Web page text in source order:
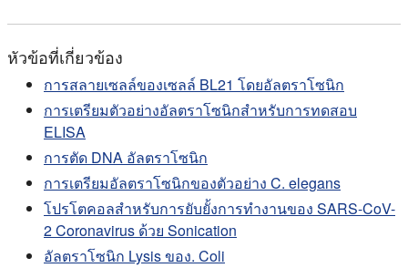
หัวข้อที่เกี่ยวข้อง
การสลายเซลล์ของเซลล์ BL21 โดยอัลตราโซนิก
การเตรียมตัวอย่างอัลตราโซนิกสําหรับการทดสอบ
ELISA
การตัด DNA อัลตราโซนิก
การเตรียมอัลตราโซนิกของตัวอย่าง C. elegans
โปรโตคอลสําหรับการยับยั้งการทํางานของ SARS-CoV-
2 Coronavirus ด้วย Sonication
อัลตราโซนิก Lysis ของ. Coli